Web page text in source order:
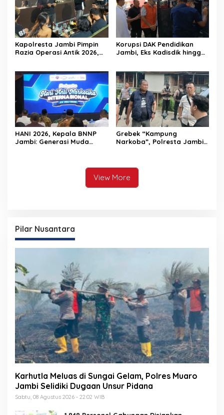
Kapolresta Jambi Pimpin
Razia Operasi Antik 2026,
Korupsi DAK Pendidikan
Jambi, Eks Kadisdik hingga
HANI 2026, Kepala BNNP
Jambi: Generasi Muda
Grebek “Kampung
Narkoba”, Polresta Jambi
View More
Pilar Nusantara
Karhutla Meluas di Sungai Gelam, Polres Muaro
Jambi Selidiki Dugaan Unsur Pidana
Sabtu, 08 Agustus 2026 - 22:02 WIB